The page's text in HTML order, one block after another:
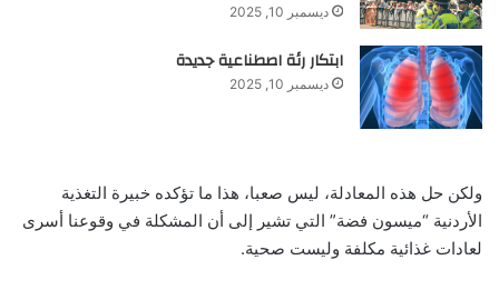
ديسمبر 10, 2025
ابتكار رئة اصطناعية جديدة
ديسمبر 10, 2025
ولكن حل هذه المعادلة، ليس صعبا، هذا ما تؤكده خبيرة التغذية
الأردنية “ميسون فضة” التي تشير إلى أن المشكلة في وقوعنا أسرى
لعادات غذائية مكلفة وليست صحية.